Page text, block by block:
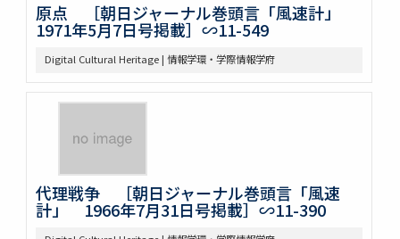
原点 ［朝日ジャーナル巻頭言「風速計」
1971年5月7日号掲載］∽11-549
Digital Cultural Heritage | 情報学環・学際情報学府
代理戦争 ［朝日ジャーナル巻頭言「風速
計」 1966年7月31日号掲載］∽11-390